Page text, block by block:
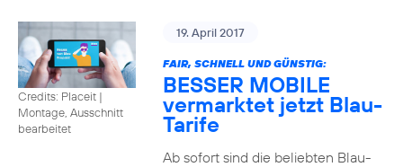
Credits: Placeit |
Montage, Ausschnitt
bearbeitet
19. April 2017
FAIR, SCHNELL UND GÜNSTIG:
BESSER MOBILE
vermarktet jetzt Blau-
Tarife
Ab sofort sind die beliebten Blau-